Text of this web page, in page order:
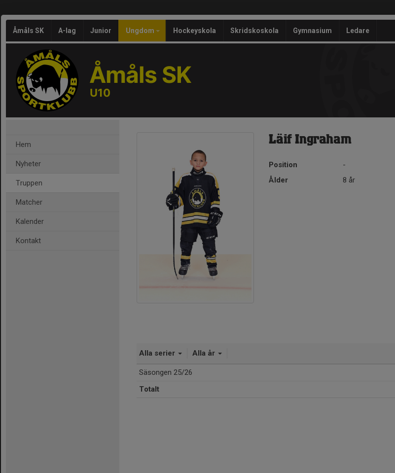
Åmåls SK A-lag Junior Ungdom Hockeyskola Skridskoskola Gymnasium Ledare
Åmåls SK
U10
Hem
Nyheter
Truppen
Matcher
Kalender
Kontakt
Läif Ingraham
Position
-
Ålder
8 år
Alla serier Alla år
Säsongen 25/26
Totalt